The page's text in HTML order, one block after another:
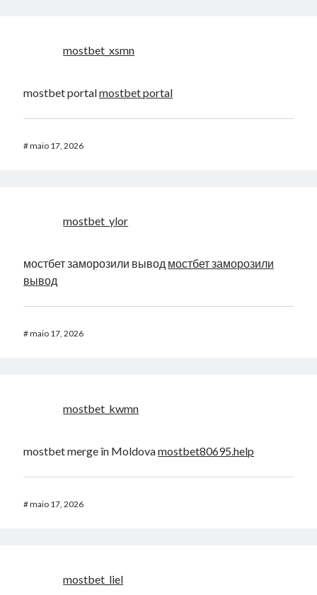
mostbet_xsmn
mostbet portalmostbet portal
#maio 17, 2026
mostbet_ylor
мостбет заморозили вывод мостбет заморозили
вывод
#maio 17, 2026
mostbet_kwmn
mostbet merge în Moldovamostbet80695.help
#maio 17, 2026
mostbet_liel